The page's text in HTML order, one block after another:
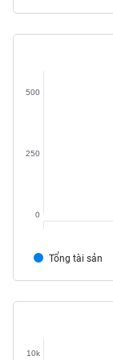
Tổng tài sản
0
250
500
10k
TIÊU
DÙNG
TIÊU
THIẾT
CHĂM